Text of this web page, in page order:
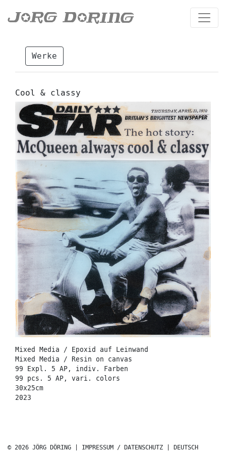
Werke
Cool & classy
Mixed Media / Epoxid auf Leinwand
Mixed Media / Resin on canvas
99 Expl. 5 AP, indiv. Farben
99 pcs. 5 AP, vari. colors
30x25cm
2023
© 2026 JÖRG DÖRING | IMPRESSUM / DATENSCHUTZ DEUTSCH